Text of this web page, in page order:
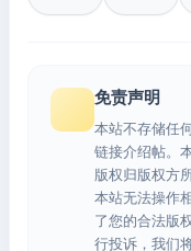
免责声明
本站不存储任
链接介绍帖。
版权归版权方
本站无法操作
了您的合法版
行投诉，我们